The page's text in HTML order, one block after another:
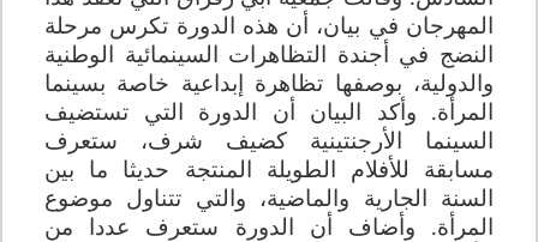
المهرجان في بيان، أن هذه الدورة تكرس مرحلة
النضج في أجندة التظاهرات السينمائية الوطنية
والدولية، بوصفها تظاهرة إبداعية خاصة بسينما
المرأة. وأكد البيان أن الدورة التي تستضيف
السينما الأرجنتينية كضيف شرف، ستعرف
مسابقة للأفلام الطويلة المنتجة حديثا ما بين
السنة الجارية والماضية، والتي تتناول موضوع
المرأة. وأضاف أن الدورة ستعرف عددا من